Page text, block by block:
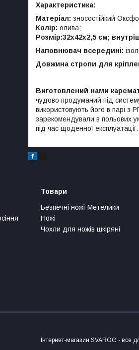
Характеристика:
Матеріал: зносостійкий
Колір: олива;
Розмір:32x42x2,5 см;
Наповнювач всередині:
Довжина стропи для
Виготовлений нами
чудово продуманий під
використовують його в парі з
зарекомендували в польових
під час щоденної експлуатації.
Товари
Безпечні ножі-Метелики
Ножі
Чохли для ножів шкіряні